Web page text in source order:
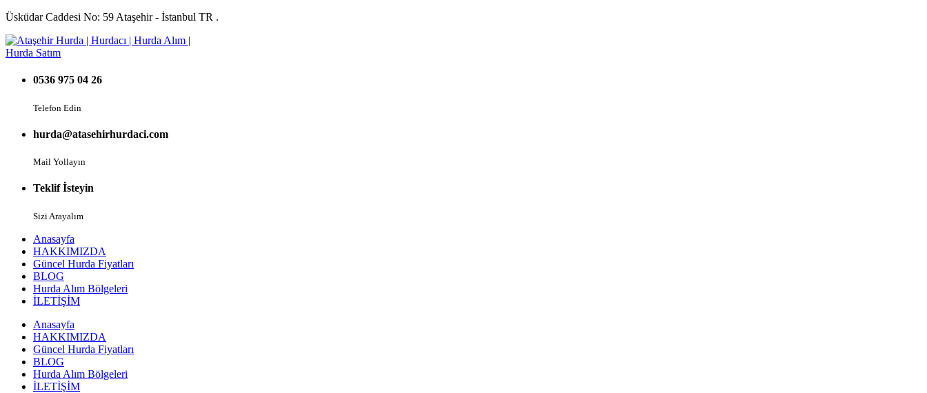
Üsküdar Caddesi No: 59 Ataşehir - İstanbul TR .
0536 975 04 26
Telefon Edin
hurda@atasehirhurdaci.com
Mail Yollayın
Teklif İsteyin
Sizi Arayalım
Anasayfa
HAKKIMIZDA
Güncel Hurda Fiyatları
BLOG
Hurda Alım Bölgeleri
İLETİŞİM
Anasayfa
HAKKIMIZDA
Güncel Hurda Fiyatları
BLOG
Hurda Alım Bölgeleri
İLETİŞİM